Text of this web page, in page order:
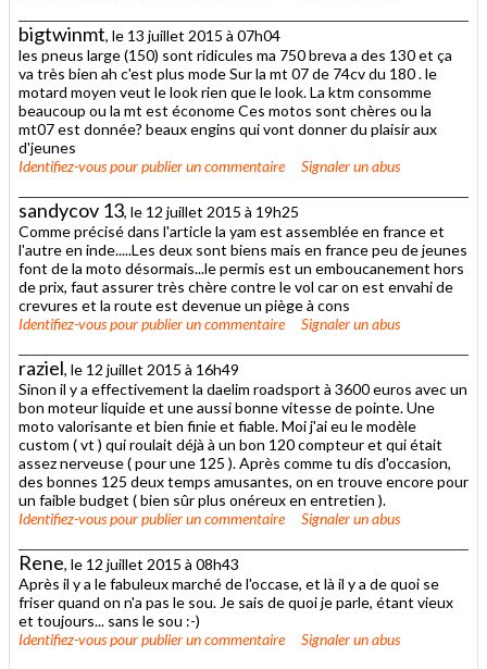
bigtwinmt, le 13 juillet 2015 à 07h04
les pneus large (150) sont ridicules ma 750 breva a des 130 et ça
va très bien ah c'est plus mode Sur la mt 07 de 74cv du 180 . le
motard moyen veut le look rien que le look. La ktm consomme
beaucoup ou la mt est économe Ces motos sont chères ou la
mt07 est donnée? beaux engins qui vont donner du plaisir aux
d'jeunes
Identifiez-vouspour publier un commentaire Signaler un abus
sandycov 13, le 12 juillet 2015 à 19h25
Comme précisé dans l'article la yam est assemblée en france et
l'autre en inde.....Les deux sont biens mais en france peu de jeunes
font de la moto désormais...le permis est un emboucanement hors
de prix, faut assurer très chère contre le vol car on est envahi de
crevures et la route est devenue un piège à cons
Identifiez-vouspour publier un commentaire Signaler un abus
raziel, le 12 juillet 2015 à 16h49
Sinon il y a effectivement la daelim roadsport à 3600 euros avec un
bon moteur liquide et une aussi bonne vitesse de pointe. Une
moto valorisante et bien finie et fiable. Moi j'ai eu le modèle
custom ( vt ) qui roulait déjà à un bon 120 compteur et qui était
assez nerveuse ( pour une 125 ). Après comme tu dis d'occasion,
des bonnes 125 deux temps amusantes, on en trouve encore pour
un faible budget ( bien sûr plus onéreux en entretien ).
Identifiez-vouspour publier un commentaire Signaler un abus
Rene, le 12 juillet 2015 à 08h43
Après il y a le fabuleux marché de l'occase, et là il y a de quoi se
friser quand on n'a pas le sou. Je sais de quoi je parle, étant vieux
et toujours... sans le sou :-)
Identifiez-vouspour publier un commentaire Signaler un abus